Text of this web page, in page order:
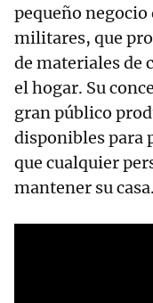
pequeño negocio
militares, que
de materiales de
el hogar. Su
gran público
disponibles para
que cualquier
mantener su casa.